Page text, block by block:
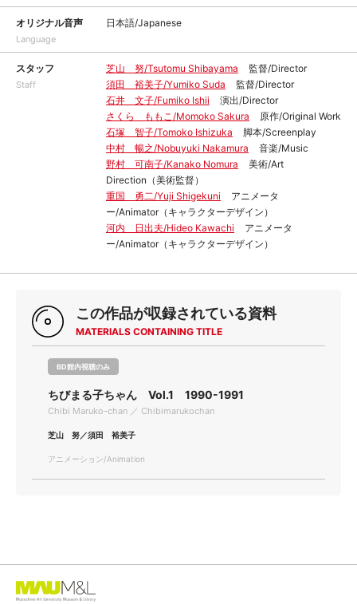
オリジナル音声
Language
日本語/Japanese
スタッフ
Staff
芝山 努/Tsutomu Shibayama
監督/Director
須田 裕美子/Yumiko Suda
監督/Director
石井 文子/Fumiko Ishii
演出/Director
さくら ももこ/Momoko Sakura
原作/Original Work
石塚 智子/Tomoko Ishizuka
脚本/Screenplay
中村 暢之/Nobuyuki Nakamura
音楽/Music
野村 可南子/Kanako Nomura
美術/Art
Direction（美術監督）
重国 勇二/Yuji Shigekuni
アニメータ
ー/Animator（キャラクターデザイン）
河内 日出夫/Hideo Kawachi
アニメータ
ー/Animator（キャラクターデザイン）
この作品が収録されている資料
MATERIALS CONTAINING TITLE
BD館内視聴のみ
ちびまる子ちゃん Vol.1 1990-1991
Chibi Maruko-chan ／ Chibimarukochan
芝山 努／須田 裕美子
アニメーション/Animation